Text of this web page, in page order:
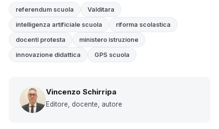
referendum scuola Valditara
intelligenza artificiale scuola riforma scolastica
docenti protesta ministero istruzione
innovazione didattica GPS scuola
Vincenzo Schirripa
Editore, docente, autore